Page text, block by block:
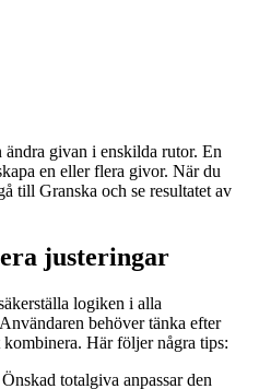
givan i enskilda rutor. En
en eller flera givor. När du
till Granska och se resultatet av
justeringar
logiken i alla
behöver tänka efter
Här följer några tips:
totalgiva anpassar den